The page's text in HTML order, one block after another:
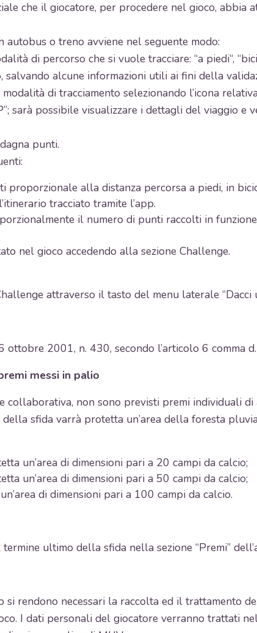
che il giocatore, per procedere nel gioco,
o treno avviene nel seguente modo:
di percorso che si vuole tracciare: “a piedi“,
salvando alcune informazioni utili ai fini della
di tracciamento selezionando l’icona
sarà possibile visualizzare i dettagli del viaggio e
punti.
proporzionale alla distanza percorsa a piedi, in
tracciato tramite l’app.
il numero di punti raccolti in
nel gioco accedendo alla sezione Challenge.
attraverso il tasto del menu laterale “Dacci
ottobre 2001, n. 430, secondo l’articolo 6 comma d.
messi in palio
collaborativa, non sono previsti premi individuali
sfida varrà protetta un’area della foresta
un’area di dimensioni pari a 20 campi da calcio;
un’area di dimensioni pari a 50 campi da calcio;
di dimensioni pari a 100 campi da calcio.
ultimo della sfida nella sezione “Premi”
rendono necessari la raccolta ed il trattamento
I dati personali del giocatore verranno trattati